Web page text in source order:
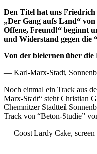
Den Titel hat uns Friedrich
„Der Gang aufs Land“
Offene, Freund!“ beginnt
und Widerstand gegen die
Von der bleiernen über
— Karl-Marx-Stadt,
Noch einmal ein Track aus
Marx-Stadt“ steht Christian
Chemnitzer Stadtteil
Track von “Beton-Studie”
— Coost Lardy Cake, screen